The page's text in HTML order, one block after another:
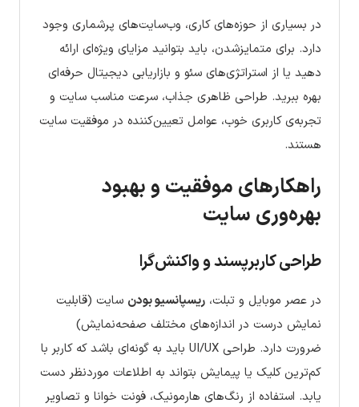
در بسیاری از حوزه‌های کاری، وب‌سایت‌های پرشماری وجود
دارد. برای متمایزشدن، باید بتوانید مزایای ویژه‌ای ارائه
دهید یا از استراتژی‌های سئو و بازاریابی دیجیتال حرفه‌ای
بهره ببرید. طراحی ظاهری جذاب، سرعت مناسب سایت و
تجربه‌ی کاربری خوب، عوامل تعیین‌کننده در موفقیت سایت
هستند.
راهکارهای موفقیت و بهبود
بهره‌وری سایت
طراحی کاربرپسند و واکنش‌گرا
در عصر موبایل و تبلت، ریسپانسیو بودن سایت (قابلیت
نمایش درست در اندازه‌های مختلف صفحه‌نمایش)
ضرورت دارد. طراحی UI/UX باید به گونه‌ای باشد که کاربر با
کم‌ترین کلیک یا پیمایش بتواند به اطلاعات موردنظر دست
یابد. استفاده از رنگ‌های هارمونیک، فونت خوانا و تصاویر